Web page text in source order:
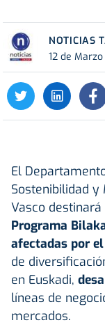
NOTICIAS
12 de
El
Sostenibilidad y
Vasco
Programa
afectadas por
de
en Euskadi,
líneas de
mercados.